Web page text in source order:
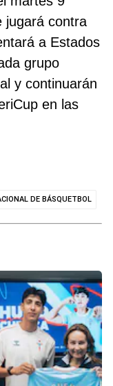
jugará contra
a Estados
grupo
y continuarán
en las
DE BÁSQUETBOL